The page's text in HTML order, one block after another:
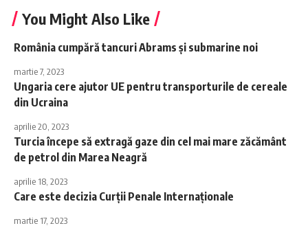
You Might Also Like
România cumpără tancuri Abrams și submarine noi
martie 7, 2023
Ungaria cere ajutor UE pentru transporturile de cereale
din Ucraina
aprilie 20, 2023
Turcia începe să extragă gaze din cel mai mare zăcământ
de petrol din Marea Neagră
aprilie 18, 2023
Care este decizia Curții Penale Internaționale
martie 17, 2023